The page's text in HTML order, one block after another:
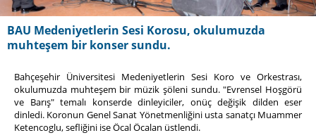
BAU Medeniyetlerin Sesi Korosu, okulumuzda
muhteşem bir konser sundu.
Bahçeşehir Üniversitesi Medeniyetlerin Sesi Koro ve Orkestrası,
okulumuzda muhteşem bir müzik şöleni sundu. "Evrensel Hoşgörü
ve Barış" temalı konserde dinleyiciler, onüç değişik dilden eser
dinledi. Koronun Genel Sanat Yönetmenliğini usta sanatçı Muammer
Ketencoglu, sefliğini ise Öcal Öcalan üstlendi.